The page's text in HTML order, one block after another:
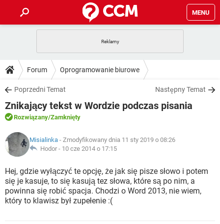
MENU
GRY WHATSAPP
SPOTIFY
INSTAGRAM FACEBOOK
WINDOWS 10
PORADY
PlayStation
SPOTIFY
INSTAGRAM
WINDOWS 10
DO POBRANIA
ANDROID TIKTOK
GRY
IOS NETFLIX
INSTAGRAM
WINDOWS 10
FORUM
COVID-19
GRY
INSTAGRAM FACEBOOK
WINDOWS 10
ARTYKUŁY
COVID-19
GRY WHATSAPP
SPOTIFY NETFLIX
INSTAGRAM
Forum Oprogramowanie biurowe
Poprzedni Temat Następny Temat
Znikający tekst w Wordzie podczas pisania
Rozwiązany/Zamknięty
Misialinka - Zmodyfikowany dnia 11 sty 2019 o 08:26
Hodor - 10 cze 2014 o 17:15
Hej, gdzie wyłączyć te opcję, że jak się pisze słowo i potem
się je kasuje, to się kasują tez słowa, które są po nim, a
powinna się robić spacja. Chodzi o Word 2013, nie wiem,
który to klawisz był zupełenie :(